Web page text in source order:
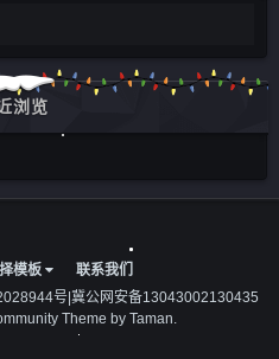
浏览
模板
联系我们
号|冀公网安备13043002130435
Theme by Taman.